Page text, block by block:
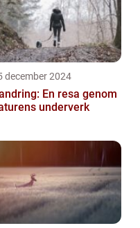
december 2024
En resa genom
underverk